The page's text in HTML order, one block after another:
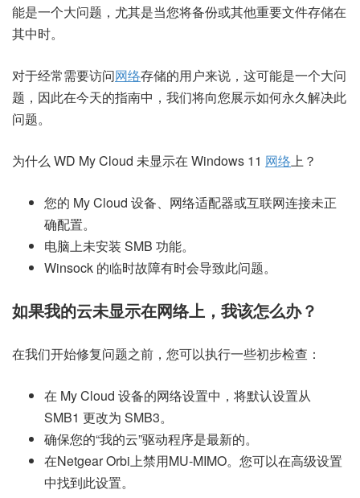
能是一个大问题，尤其是当您将备份或其他重要文件存储在
其中时。
对于经常需要访问网络存储的用户来说，这可能是一个大问
题，因此在今天的指南中，我们将向您展示如何永久解决此
问题。
为什么 WD My Cloud 未显示在 Windows 11 网络上？
您的 My Cloud 设备、网络适配器或互联网连接未正
确配置。
电脑上未安装 SMB 功能。
Winsock 的临时故障有时会导致此问题。
如果我的云未显示在网络上，我该怎么办？
在我们开始修复问题之前，您可以执行一些初步检查：
在 My Cloud 设备的网络设置中，将默认设置从
SMB1 更改为 SMB3。
确保您的“我的云”驱动程序是最新的。
在Netgear Orbi上禁用MU-MIMO。您可以在高级设置
中找到此设置。